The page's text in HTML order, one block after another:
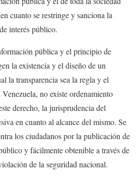
cuanto se restringe y sanciona la
interés público.
pública y el principio de
la existencia y el diseño de un
la transparencia sea la regla y el
no existe ordenamiento
derecho, la jurisprudencia del
en cuanto al alcance del mismo. Se
los ciudadanos por la publicación de
y fácilmente obtenible a través de
de la seguridad nacional.